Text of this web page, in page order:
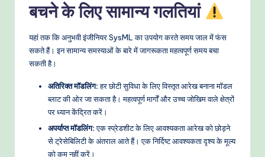
बचने के लिए सामान्य गलतियां
यहां तक कि अनुभवी इंजीनियर SysML का उपयोग करते समय जाल में फंस
सकते हैं। इन सामान्य समस्याओं के बारे में जागरूकता महत्वपूर्ण समय बचा
सकती है।
अतिरिक्त मॉडलिंग:हर छोटी सुविधा के लिए विस्तृत आरेख बनाना मॉडल
ब्लाट की ओर जा सकता है। महत्वपूर्ण मार्गों और उच्च जोखिम वाले क्षेत्रों
पर ध्यान केंद्रित करें।
अपर्याप्त मॉडलिंग:एक स्प्रेडशीट के लिए आवश्यकता आरेख को छोड़ने
से ट्रेसेबिलिटी के अंतराल आते हैं। एक निर्दिष्ट आवश्यकता दृश्य के मूल्य
को कम नहीं करें।